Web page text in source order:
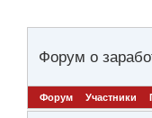
Форум о
Форум Участники